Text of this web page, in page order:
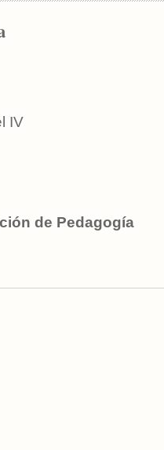
IV
de Pedagogía